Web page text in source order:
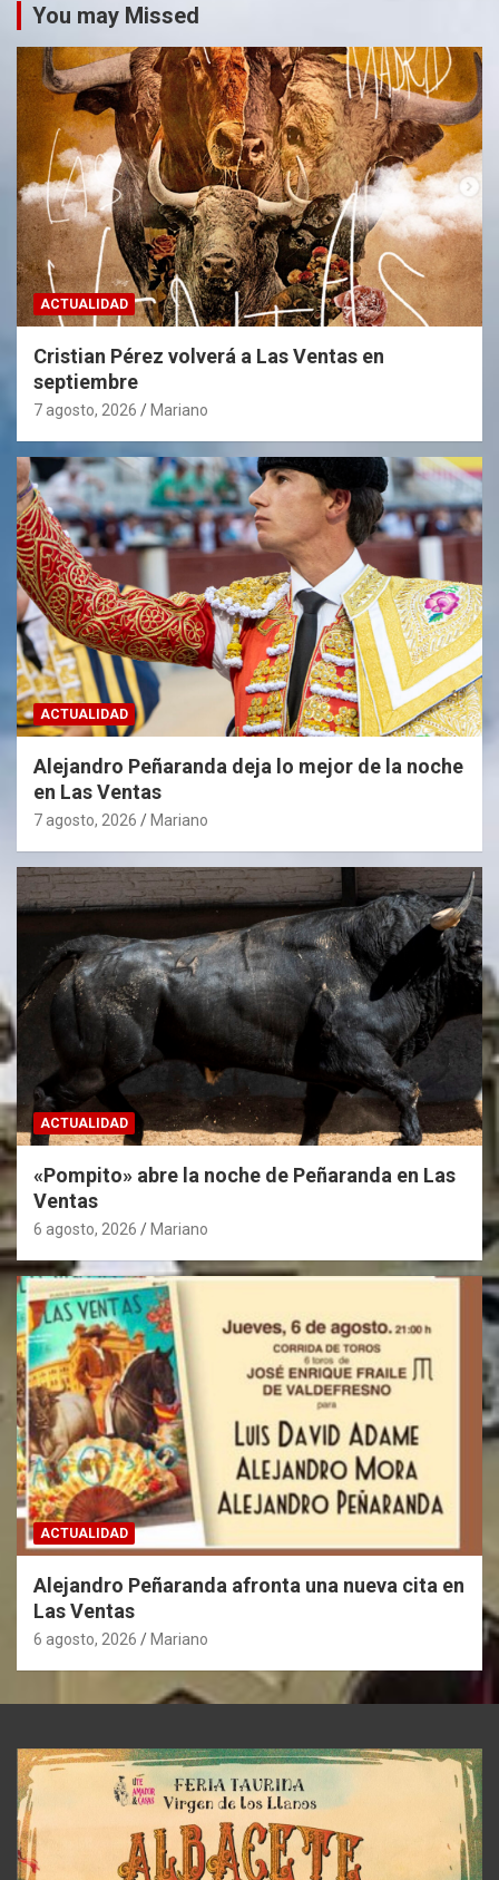
You may Missed
ACTUALIDAD
Cristian Pérez volverá a Las Ventas en
septiembre
7 agosto, 2026 Mariano
ACTUALIDAD
Alejandro Peñaranda deja lo mejor de la noche
en Las Ventas
7 agosto, 2026 Mariano
ACTUALIDAD
«Pompito» abre la noche de Peñaranda en Las
Ventas
6 agosto, 2026 Mariano
ACTUALIDAD
Alejandro Peñaranda afronta una nueva cita en
Las Ventas
6 agosto, 2026 Mariano